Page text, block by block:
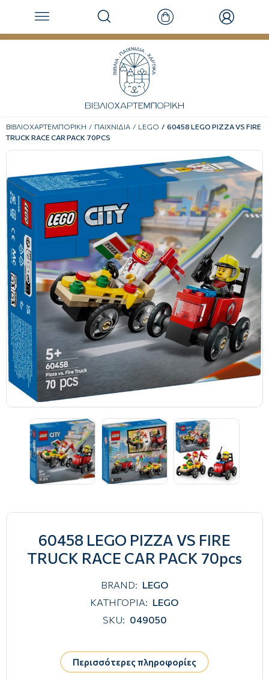
ΒΙΒΛΙΟΧΑΡΤΕΜΠΟΡΙΚΗ ΠΑΙΧΝΙΔΙΑ LEGO
60458 LEGO PIZZA VS FIRE
TRUCK RACE CAR PACK 70PCS
60458 LEGO PIZZA VS FIRE
TRUCK RACE CAR PACK 70pcs
BRAND: LEGO
ΚΑΤΗΓΟΡΙΑ: LEGO
SKU: 049050
Περισσότερες πληροφορίες